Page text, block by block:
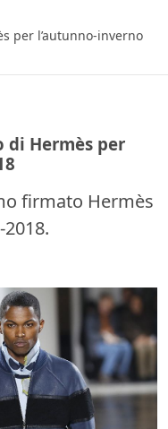
per l’autunno-inverno
di Hermès per
firmato Hermès